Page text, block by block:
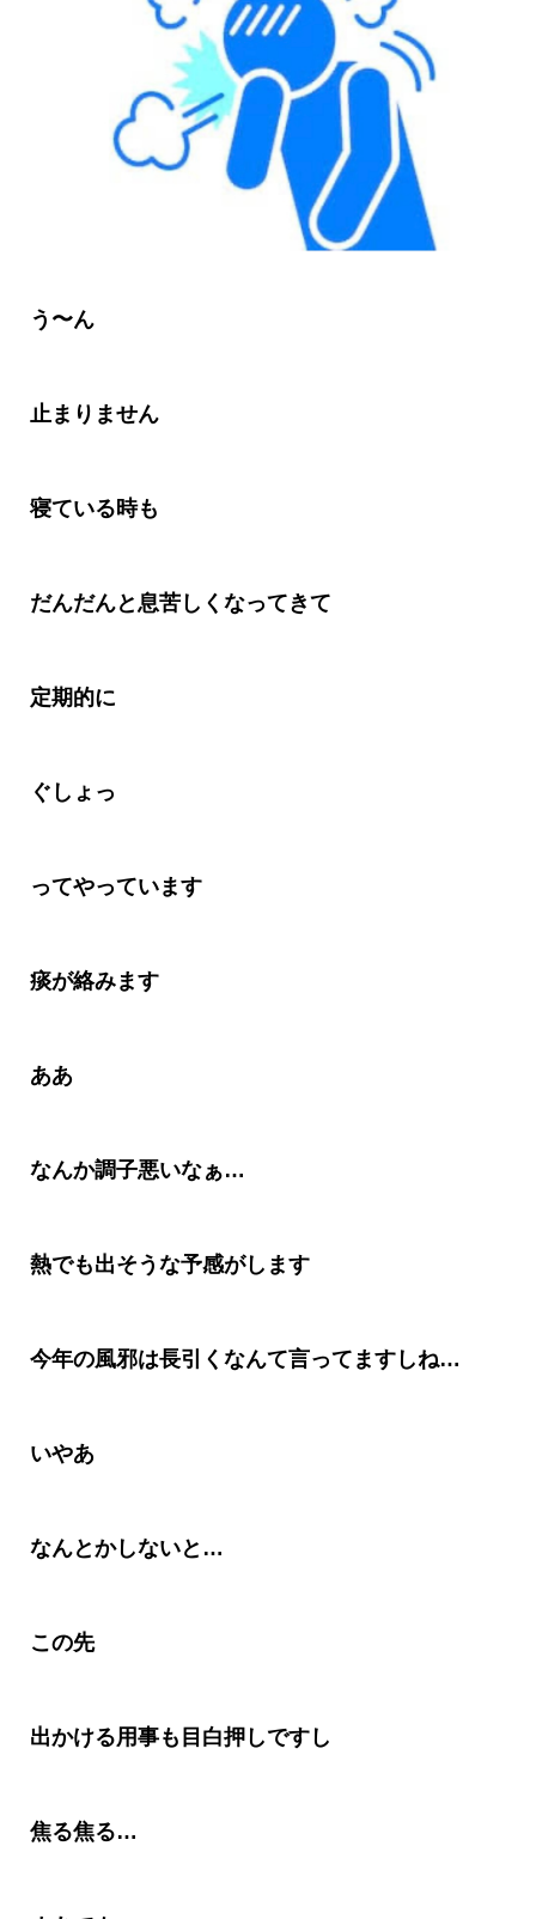
う〜ん
止まりません
寝ている時も
だんだんと息苦しくなってきて
定期的に
ぐしょっ
ってやっています
痰が絡みます
ああ
なんか調子悪いなぁ…
熱でも出そうな予感がします
今年の風邪は長引くなんて言って ますしね…
いやあ
なんとかしないと …
この先
出かける用事も目白押しですし
焦る焦る…